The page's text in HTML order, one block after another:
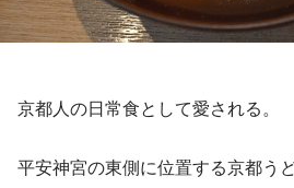
京都人の日常食として愛される。
平安神宮の東側に位置する京都う